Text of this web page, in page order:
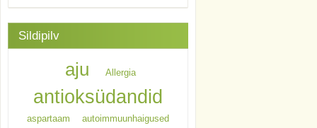
Sildipilv
aju Allergia
antioksüdandid
aspartaam autoimmuunhaigused